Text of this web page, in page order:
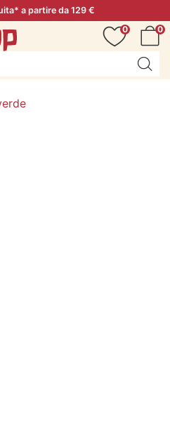
a partire da 129 €
0
0